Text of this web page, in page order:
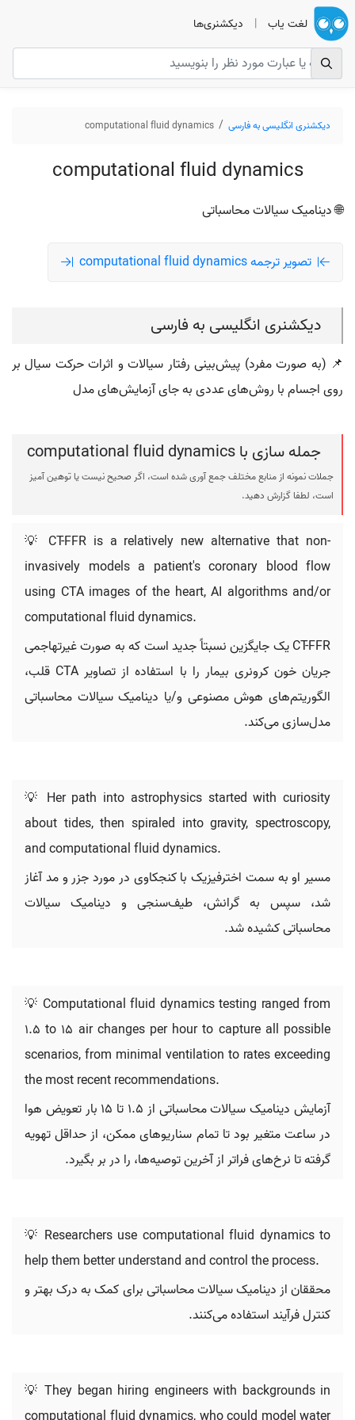
لغت یاب | دیکشنری‌ها
دیکشنری انگلیسی به فارسی computational fluid dynamics
computational fluid dynamics
🌐 دینامیک سیالات محاسباتی
تصویر ترجمه computational fluid dynamics
دیکشنری انگلیسی به فارسی
📌 (به صورت مفرد) پیش‌بینی رفتار سیالات و اثرات حرکت سیال بر
روی اجسام با روش‌های عددی به جای آزمایش‌های مدل
جمله سازی با computational fluid dynamics
جملات نمونه از منابع مختلف جمع آوری شده است، اگر صحیح نیست یا توهین آمیز
است، لطفا گزارش دهید.
💡 CT-FFR is a relatively new alternative that non-
invasively models a patient's coronary blood flow
using CTA images of the heart, AI algorithms and/or
computational fluid dynamics.
CT-FFR یک جایگزین نسبتاً جدید است که به صورت غیرتهاجمی
جریان خون کرونری بیمار را با استفاده از تصاویر CTA قلب،
الگوریتم‌های هوش مصنوعی و/یا دینامیک سیالات محاسباتی
مدل‌سازی می‌کند.
💡 Her path into astrophysics started with curiosity
about tides, then spiraled into gravity, spectroscopy,
and computational fluid dynamics.
مسیر او به سمت اخترفیزیک با کنجکاوی در مورد جزر و مد آغاز
شد، سپس به گرانش، طیف‌سنجی و دینامیک سیالات
محاسباتی کشیده شد.
💡 Computational fluid dynamics testing ranged from
1.5 to 15 air changes per hour to capture all possible
scenarios, from minimal ventilation to rates exceeding
the most recent recommendations.
آزمایش دینامیک سیالات محاسباتی از ۱.۵ تا ۱۵ بار تعویض هوا
در ساعت متغیر بود تا تمام سناریوهای ممکن، از حداقل تهویه
گرفته تا نرخ‌های فراتر از آخرین توصیه‌ها، را در بر بگیرد.
💡 Researchers use computational fluid dynamics to
help them better understand and control the process.
محققان از دینامیک سیالات محاسباتی برای کمک به درک بهتر و
کنترل فرآیند استفاده می‌کنند.
💡 They began hiring engineers with backgrounds in